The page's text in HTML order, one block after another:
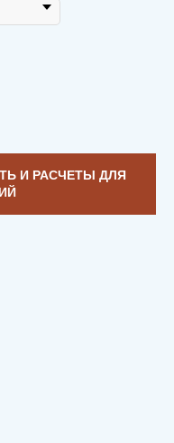
И РАСЧЕТЫ ДЛЯ